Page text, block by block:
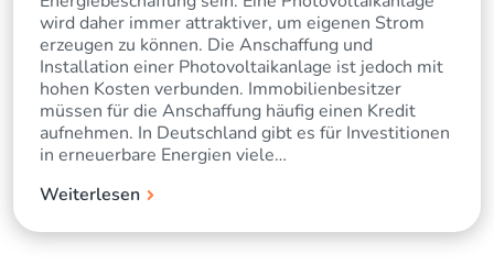
wird daher immer attraktiver, um eigenen Strom
erzeugen zu können. Die Anschaffung und
Installation einer Photovoltaikanlage ist jedoch mit
hohen Kosten verbunden. Immobilienbesitzer
müssen für die Anschaffung häufig einen Kredit
aufnehmen. In Deutschland gibt es für Investitionen
in erneuerbare Energien viele…
Weiterlesen